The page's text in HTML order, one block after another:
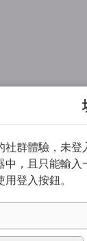
社群體驗，未
中，且只能輸
登入按鈕。